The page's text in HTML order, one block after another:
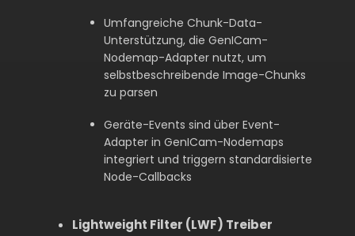
Umfangreiche Chunk-Data-
Unterstützung, die GenICam-
Nodemap-Adapter nutzt, um
selbstbeschreibende Image-Chunks
zu parsen
Geräte-Events sind über Event-
Adapter in GenICam-Nodemaps
integriert und triggern standardisierte
Node-Callbacks
Lightweight Filter (LWF) Treiber